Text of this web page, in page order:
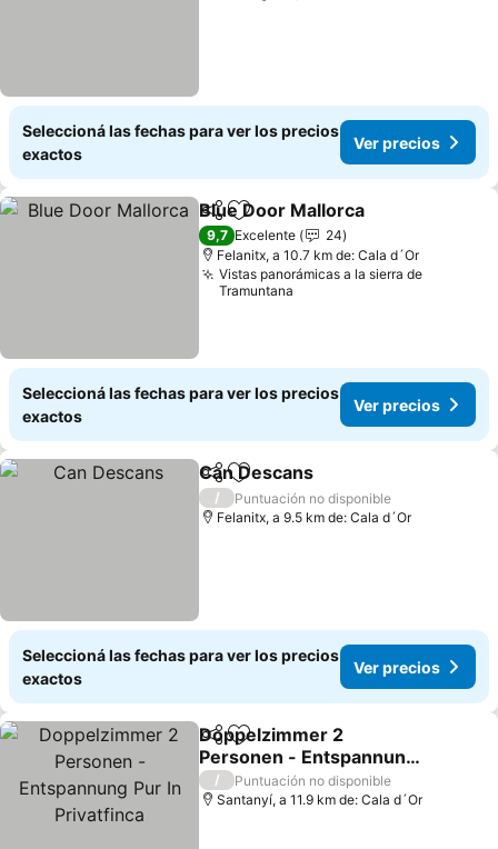
Seleccioná las fechas para ver los precios
exactos
Ver precios
CompartirAñadir a favoritos
Blue Door Mallorca
9,7 Excelente
24
Felanitx, a 10.7 km de: Cala d´Or
Vistas panorámicas a la sierra de
Tramuntana
Seleccioná las fechas para ver los precios
exactos
Ver precios
CompartirAñadir a favoritos
Can Descans
/
Puntuación no disponible
Felanitx, a 9.5 km de: Cala d´Or
Seleccioná las fechas para ver los precios
exactos
Ver precios
CompartirAñadir a favoritos
Doppelzimmer 2
Personen - Entspannung
Pur In Privatfinca
Ver precios
/
Puntuación no disponible
Santanyí, a 11.9 km de: Cala d´Or